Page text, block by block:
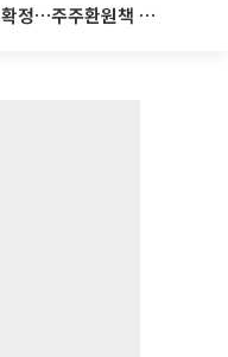
SK하이닉스, 분기배당 375원 확정…주주환원책 9월로 앞당겨 발표